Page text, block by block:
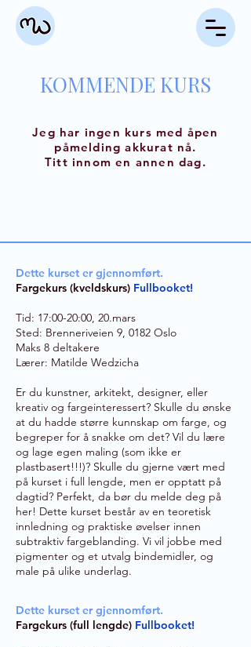
KOMMENDE KURS
Jeg har ingen kurs med åpen
påmelding akkurat nå.
Titt innom en annen dag.
Dette kurset er gjennomført.
Fargekurs (kveldskurs) Fullbooket!
Tid: 17:00-20:00, 20.mars
Sted: Brenneriveien 9, 0182 Oslo
Maks 8 deltakere
Lærer: Matilde Wedzicha
Er du kunstner, arkitekt, designer, eller
kreativ og fargeinteressert? Skulle du ønske
at du hadde større kunnskap om farge, og
begreper for å snakke om det? Vil du lære
og lage egen maling (som ikke er
plastbasert!!!)? Skulle du gjerne vært med
på kurset i full lengde, men er opptatt på
dagtid? Perfekt, da bør du melde deg på
her! ​Dette kurset består av en teoretisk
innledning og praktiske øvelser innen
subtraktiv fargeblanding. Vi vil jobbe med
pigmenter og et utvalg bindemidler, og
male på ulike underlag.
Dette kurset er gjennomført.
Fargekurs (full lengde) Fullbooket!